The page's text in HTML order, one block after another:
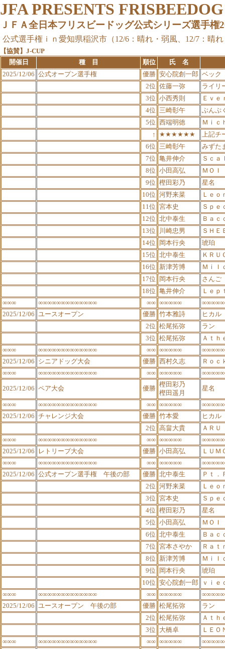
JFA PRESENTS
ＪＦＡ全日本フリスビードッグ公式シリーズ選手権
公式選手権ｉｎ愛知県稲沢市（12/6：晴れ・弱風、12/7：晴
【協賛】J-CUP
開催日
種 目 順位
氏 名
2025/12/06 公式オープン選手権 優勝 安心院創一郎 ベック
2位 佐藤一弥
ライリ
3位 小西秀則
Ｅｖｅ
4位 三崎彰午
ぶんぷ
5位
西端明徳
Ｍｉｃ
↑
★★★★★★
上記チ
6位 三崎彰午
みずた
7位 亀井伸介
Ｓｃａ
8位 小田高弘
ＭＯＩ
9位 樫田彩乃
星名
10位 河野来菜
Ｌｅｏ
11位 宮本史
Ｓｐｅ
12位 北中泰生
Ｂａ
13位
川崎忠男
ＳＨＥ
14位
岡本行央
琥珀
15位 北中泰生
ＫＲＵ
16位
新津芳博
Ｍｉ
17位
岡本行央
さんご
18位 亀井伸介
Ｌｅｐ
∞∞∞
∞∞∞∞∞∞∞∞∞∞∞∞∞ ∞∞ ∞∞∞∞∞
2025/12/06 ユースオープン 優勝 竹本雅詩
ヒカル
2位 松尾拓弥
ラン
3位 松尾拓弥
Ａｔｈ
∞∞∞
∞∞∞∞∞∞∞∞∞∞∞∞∞ ∞∞ ∞∞∞∞∞
2025/12/06
シニアドッグ大会 優勝 西村久志
Ｒｏｃ
∞∞∞
∞∞∞∞∞∞∞∞∞∞∞∞∞ ∞∞ ∞∞∞∞∞
2025/12/06 ペア大会 優勝
樫田彩乃
樫田遥月
星名
∞∞∞ ∞∞∞∞∞∞∞∞∞∞∞∞∞ ∞∞ ∞∞∞∞∞
2025/12/06 チャレンジ大会 優勝 竹本愛
ヒカル
2位
高畠大貴
ＡＲＵ
∞∞∞
∞∞∞∞∞∞∞∞∞∞∞∞∞ ∞∞ ∞∞∞∞∞
2025/12/06
レトリーブ大会 優勝 小田高弘
ＬＵＭ
∞∞∞
∞∞∞∞∞∞∞∞∞∞∞∞∞ ∞∞ ∞∞∞∞∞
2025/12/06 公式オープン選手権 午後の部 優勝 北中泰生
Ｐｔ．
2位 河野来菜
Ｌｅｏ
3位 宮本史
Ｓｐｅ
4位 樫田彩乃
星名
5位 小田高弘
ＭＯＩ
6位 北中泰生
Ｂａ
7位 宮本さやか
Ｒａｔ
8位
新津芳博
Ｍｉ
9位
岡本行央
琥珀
10位 安心院創一郎
ｖｉｅ
∞∞∞
∞∞∞∞∞∞∞∞∞∞∞∞∞ ∞∞ ∞∞∞∞∞
2025/12/06 ユースオープン 午後の部 優勝 松尾拓弥
ラン
2位 松尾拓弥
Ａｔｈ
3位
大橋卓
ＬＥＯ
∞∞∞
∞∞∞∞∞∞∞∞∞∞∞∞∞ ∞∞ ∞∞∞∞∞